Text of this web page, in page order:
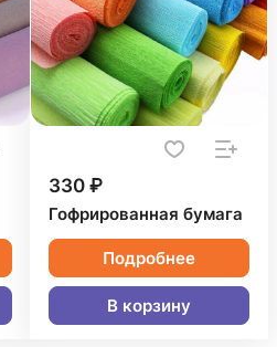
330 ₽
Гофрированная бумага
Подробнее
В корзину